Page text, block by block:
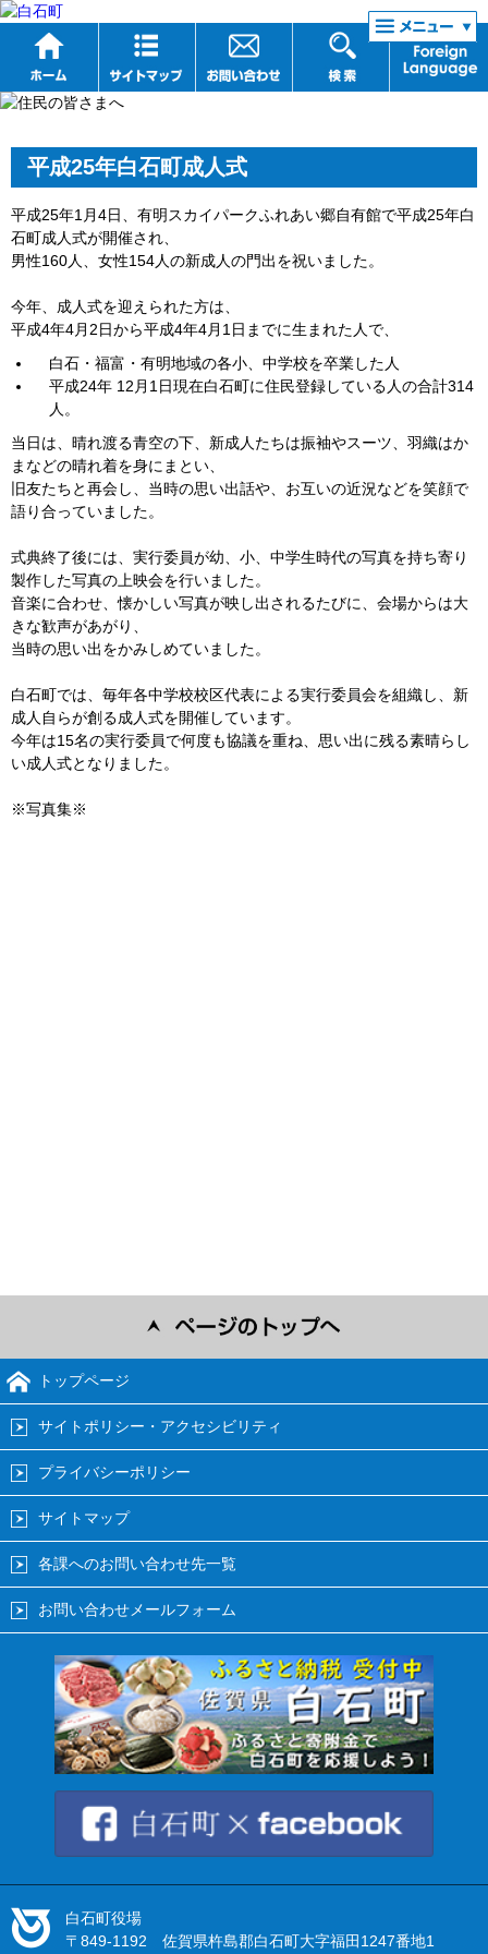
リンク集
平成25年白石町成人式
平成25年1月4日、有明スカイパークふれあい郷自有館で平成25年白
石町成人式が開催され、
男性160人、女性154人の新成人の門出を祝いました。
今年、成人式を迎えられた方は、
平成4年4月2日から平成4年4月1日までに生まれた人で、
白石・福富・有明地域の各小、中学校を卒業した人
平成24年 12月1日現在白石町に住民登録している人の合計314
人。
当日は、晴れ渡る青空の下、新成人たちは振袖やスーツ、羽織はか
まなどの晴れ着を身にまとい、
旧友たちと再会し、当時の思い出話や、お互いの近況などを笑顔で
語り合っていました。
式典終了後には、実行委員が幼、小、中学生時代の写真を持ち寄り
製作した写真の上映会を行いました。
音楽に合わせ、懐かしい写真が映し出されるたびに、会場からは大
きな歓声があがり、
当時の思い出をかみしめていました。
白石町では、毎年各中学校校区代表による実行委員会を組織し、新
成人自らが創る成人式を開催しています。
今年は15名の実行委員で何度も協議を重ね、思い出に残る素晴らし
い成人式となりました。
※写真集※
トップページ
サイトポリシー・アクセシビリティ
プライバシーポリシー
サイトマップ
各課へのお問い合わせ先一覧
お問い合わせメールフォーム
白石町役場
〒849-1192 佐賀県杵島郡白石町大字福田1247番地1